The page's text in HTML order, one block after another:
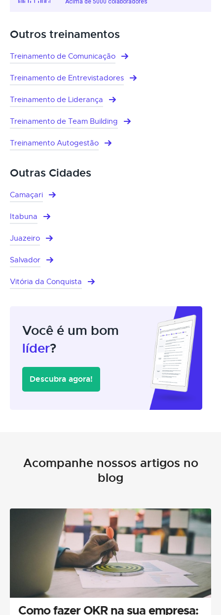
Acima de 5000 colaboradores
Outros treinamentos
Treinamento de Comunicação
Treinamento de Entrevistadores
Treinamento de Liderança
Treinamento de Team Building
Treinamento Autogestão
Outras Cidades
Camaçari
Itabuna
Juazeiro
Salvador
Vitória da Conquista
Você é um bom
líder?
Descubra agora!
Acompanhe nossos artigos no
blog
Como fazer OKR na sua empresa: